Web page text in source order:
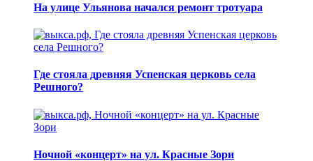
На улице Ульянова начался ремонт тротуара
Где стояла древняя Успенская церковь села
Решного?
Ночной «концерт» на ул. Красные Зори